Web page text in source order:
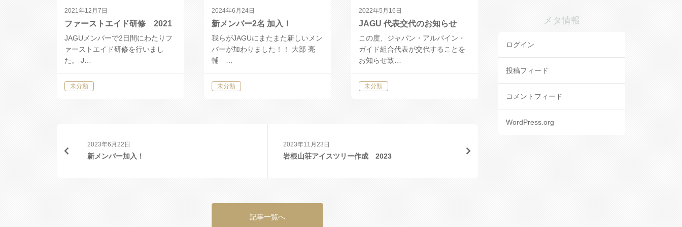
2021年12月7日
ファーストエイド研修 2021
JAGUメンバーで2日間にわたりフ
ァーストエイド研修を行いまし
た。 J…
未分類
2024年6月24日
新メンバー2名 加入！
我らがJAGUにまたまた新しいメン
バーが加わりました！！ 大部 亮
輔 …
未分類
2022年5月16日
JAGU 代表交代のお知らせ
この度、ジャパン・アルパイン・
ガイド組合代表が交代することを
お知らせ致…
未分類
2023年6月22日
新メンバー加入！
2023年11月23日
岩根山荘アイスツリー作成 2023
記事一覧へ
メタ情報
ログイン
投稿フィード
コメントフィード
WordPress.org